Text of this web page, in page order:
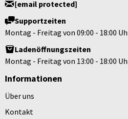
[email protected]
Supportzeiten
Montag - Freitag von 09:00 - 18:00
Ladenöffnungszeiten
Montag - Freitag von 13:00 - 18:00
Informationen
Über uns
Kontakt